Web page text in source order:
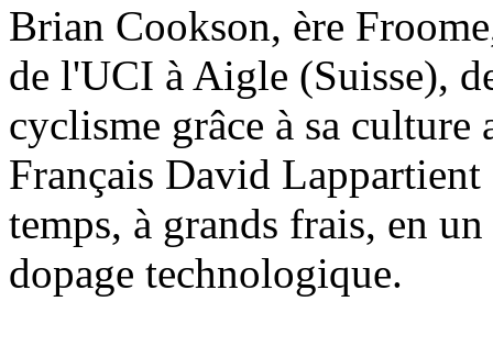
Brian Cookson, ère
de l'UCI à Aigle (Suisse),
cyclisme grâce à sa
Français David
temps, à grands frais, en
dopage technologique.